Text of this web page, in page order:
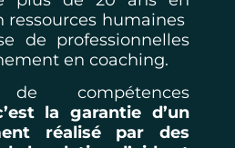
ressources humaines
de professionnelles
en coaching.
compétences
la garantie d’un
réalisé par des